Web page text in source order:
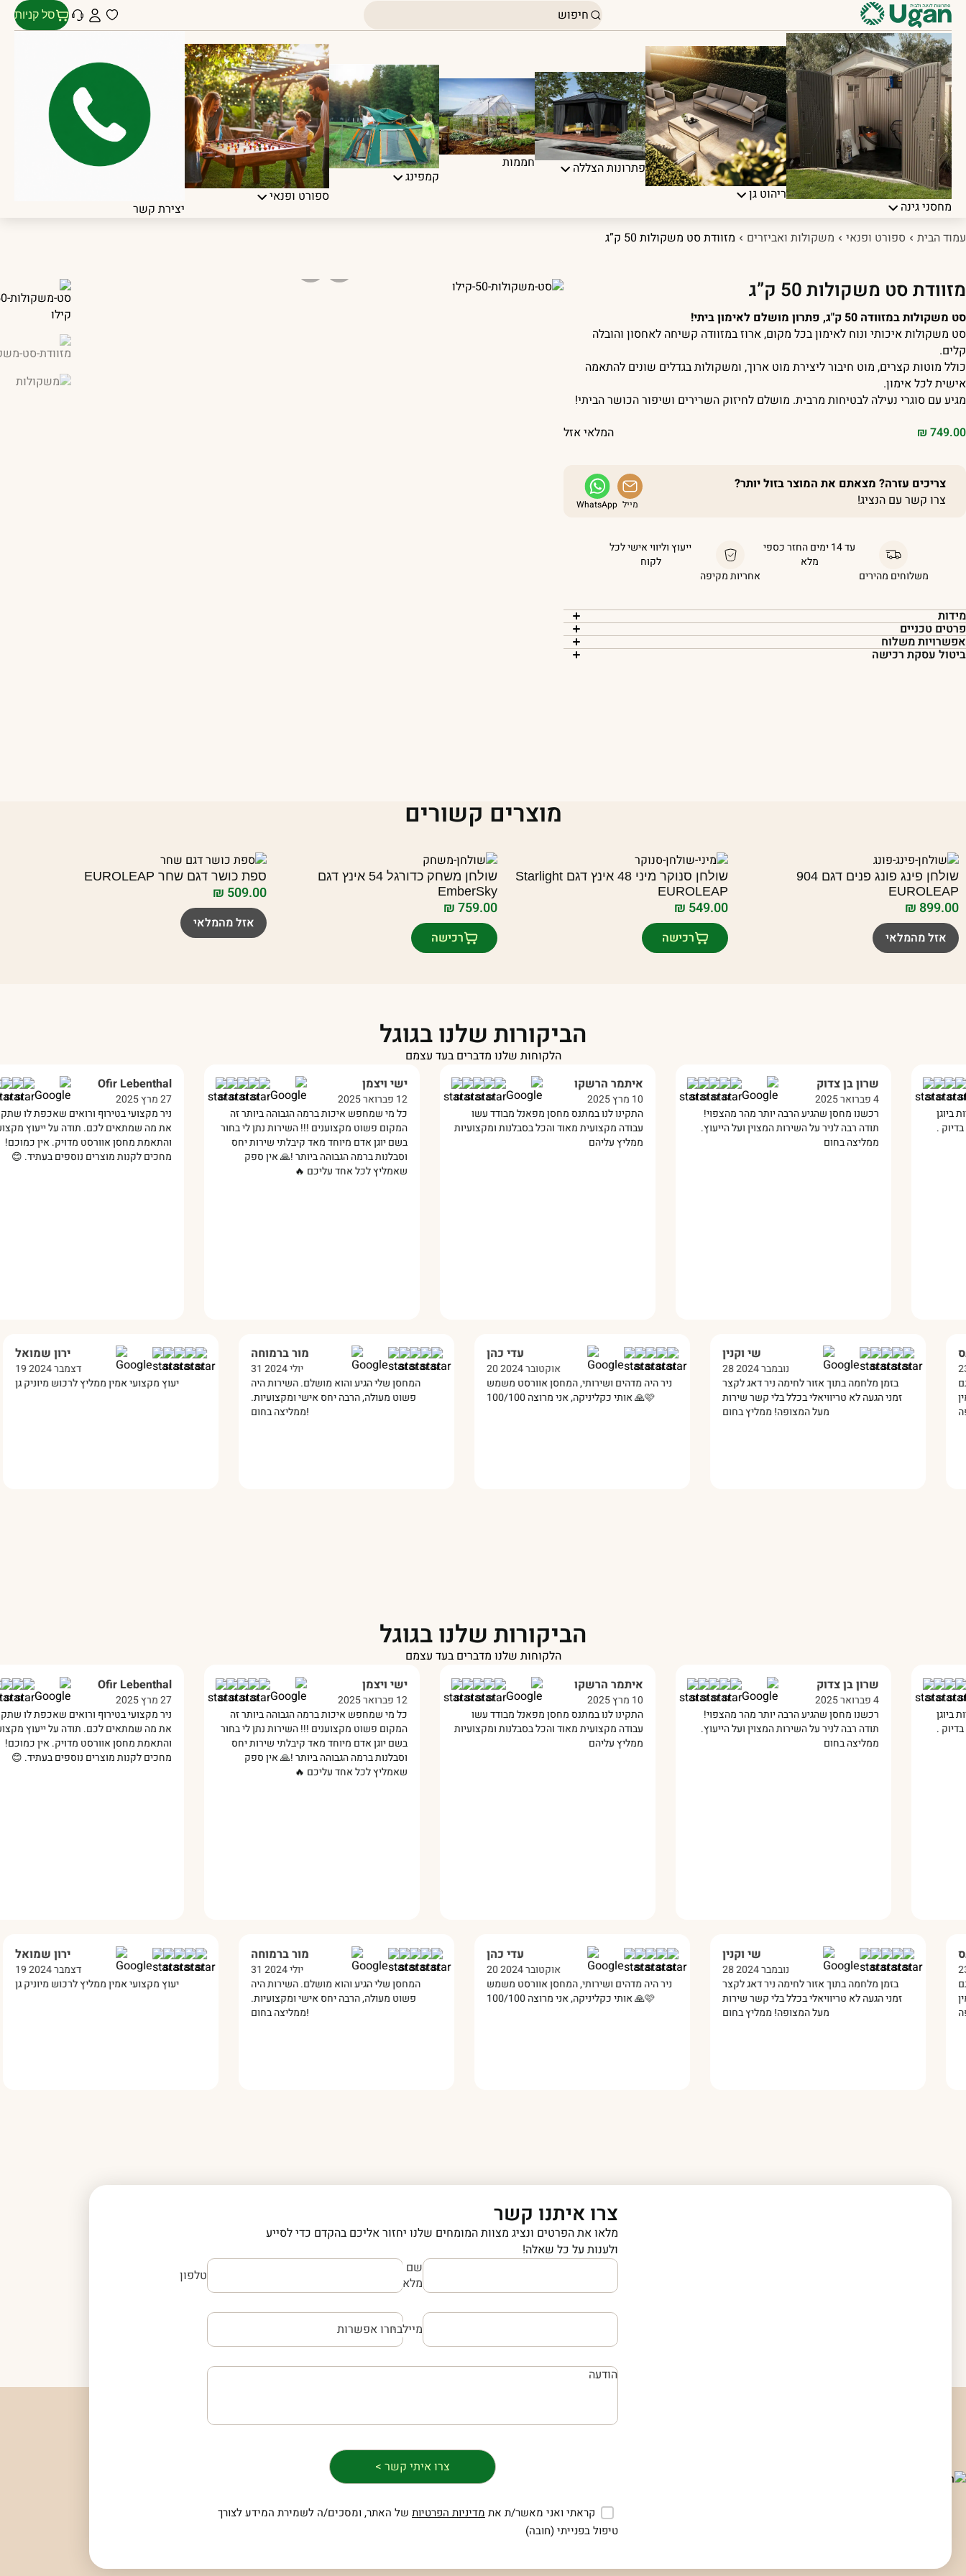
סל קניות
מחסני גינה
ריהוט גן
פתרונות הצללה
חממות
קמפינג
ספורט ופנאי
יצירת קשר
עמוד הבית
ספורט ופנאי משקולות ואביזרים מזוודת סט משקולות 50 ק”ג
מזוודת סט משקולות 50 ק”ג
₪ 749.00
סט משקולות במזוודה 50 ק"ג, פתרון מושלם לאימון ביתי!
סט משקולות איכותי ונוח לאימון בכל מקום, ארוז במזוודה קשיחה לאחסון והובלה
קלים.
כולל מוטות קצרים, מוט חיבור ליצירת מוט ארוך, ומשקולות בגדלים שונים להתאמה
אישית לכל אימון.
מגיע עם סוגרי נעילה לבטיחות מרבית. מושלם לחיזוק השרירים ושיפור הכושר הביתי!
המלאי אזל
צריכים עזרה? מצאתם את המוצר בזול יותר?
צרו קשר עם הנציג!
מייל WhatsApp
משלוחים מהירים
עד 14 ימים החזר כספי
מלא
אחריות מקיפה
ייעוץ וליווי אישי לכל
לקוח
מידות
פרטים טכניים
אפשרויות משלוח
ביטול עסקת רכישה
מוצרים קשורים
שולחן פינג פונג פנים דגם 904
EUROLEAP
₪ 899.00
אזל מהמלאי
שולחן סנוקר מיני 48 אינץ דגם Starlight
EUROLEAP
₪ 549.00
רכישה
שולחן משחק כדורגל 54 אינץ דגם
EmberSky
₪759.00
רכישה
ספת כושר דגם שחר EUROLEAP
₪ 509.00
אזל מהמלאי
הביקורות שלנו בגוגל
הלקוחות שלנו מדברים בעד עצמם
שרון בן צדוק
4 פברואר 2025
רכשנו מחסן שהגיע הרבה יותר מהר מהצפוי!
תודה רבה לניר על השירות המצוין ועל הייעוץ.
איתמר הרשקו
10 מרץ 2025
התקינו לנו במתנס מחסן מפאנל מבודד עשו
עבודה מקצועית מאוד והכל בסבלנות ומקצועיות
ישי ויצמן
12 פברואר 2025
כל מי שמחפש איכות ברמה הגבוהה ביותר זה
המקום פשוט מקצוענים !!! השירות נתן לי בחור
בשם יוגן אדם מיוחד מאד קיבלתי שירות יחס
וסבלנות ברמה הגבוהה ביותר !🙏 אין ספק
שאמליץ לכל אחד עליכם 🔥‏
Ofir Lebenthal
27 מרץ 2025
ניר מקצועי בטירוף ורואים שאכפת לו שתקנו
את מה שמתאים לכם. תודה על ייעוץ מקצועי
והתאמת מחסן אוורסט מדויק. אין כמוכם!
מחכים לקנות מוצרים נוספים בעתיד. 😊‏
13 ינואר 2025
יעוץ מקצועי אמין ממליץ
מור ברמוחה
31 יולי 2024
המחסן שלי הגיע והוא מושלם. השירות היה
פשוט מעולה, הרבה יחס אישי ומקצועיות.
עדי כהן
20 אוקטובר 2024
ניר היה מדהים ושירותי, המחסן אוורסט משמש
אותי כקליניקה, אני מרוצה 100/100 🙏🩷‏
שי וקנין
28 נובמבר 2024
בזמן מלחמה בתוך אזור לחימה ניר דאג לקצר
זמני הגעה לא טריוויאלי בכלל בלי קשר שירות
מעל המצופה! ממליץ בחום
שירן ברנס
23 דצמבר 2024
זמין תמיד גם
תמיד היה זמין
הביקורות שלנו בגוגל
הלקוחות שלנו מדברים בעד עצמם
שרון בן צדוק
4 פברואר 2025
רכשנו מחסן שהגיע הרבה יותר מהר מהצפוי!
תודה רבה לניר על השירות המצוין ועל הייעוץ.
איתמר הרשקו
10 מרץ 2025
התקינו לנו במתנס מחסן מפאנל מבודד עשו
עבודה מקצועית מאוד והכל בסבלנות ומקצועיות
ישי ויצמן
12 פברואר 2025
כל מי שמחפש איכות ברמה הגבוהה ביותר זה
המקום פשוט מקצוענים !!! השירות נתן לי בחור
בשם יוגן אדם מיוחד מאד קיבלתי שירות יחס
וסבלנות ברמה הגבוהה ביותר !🙏 אין ספק
שאמליץ לכל אחד עליכם 🔥‏
Ofir Lebenthal
27 מרץ 2025
ניר מקצועי בטירוף ורואים שאכפת לו שתקנו
את מה שמתאים לכם. תודה על ייעוץ מקצועי
והתאמת מחסן אוורסט מדויק. אין כמוכם!
מחכים לקנות מוצרים נוספים בעתיד. 😊‏
13 ינואר 2025
יעוץ מקצועי אמין ממליץ
מור ברמוחה
31 יולי 2024
המחסן שלי הגיע והוא מושלם. השירות היה
פשוט מעולה, הרבה יחס אישי ומקצועיות.
עדי כהן
20 אוקטובר 2024
ניר היה מדהים ושירותי, המחסן אוורסט משמש
אותי כקליניקה, אני מרוצה 100/100 🙏🩷‏
שי וקנין
28 נובמבר 2024
בזמן מלחמה בתוך אזור לחימה ניר דאג לקצר
זמני הגעה לא טריוויאלי בכלל בלי קשר שירות
מעל המצופה! ממליץ בחום
שירן ברנס
23 דצמבר 2024
זמין תמיד גם
תמיד היה זמין
צרו איתנו קשר
מלאו את הפרטים ונציג מצוות המומחים שלנו יחזור אליכם בהקדם כדי לסייע
ולענות על כל שאלה!
שם
מלא
טלפון
מייל
קראתי ואני מאשר/ת את מדיניות הפרטיות של האתר, ומסכים/ה לשמירת המידע לצורך
טיפול בפנייתי (חובה)